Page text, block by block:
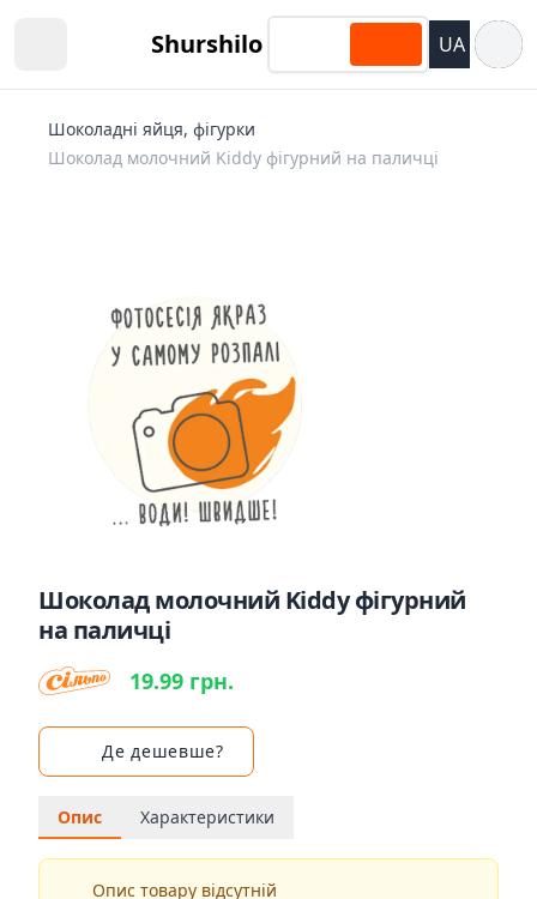
Shurshilo UA
Шоколадні яйця, фігурки
Шоколад молочний Kiddy фігурний на паличці
Шоколад молочний Kiddy фігурний
на паличці
19.99 грн.
Де дешевше?
Опис Характеристики
Опис товару відсутній